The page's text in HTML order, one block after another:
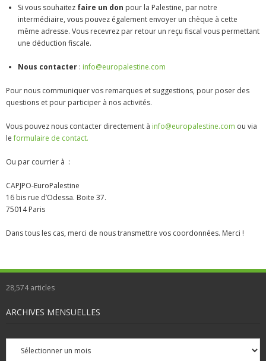
Si vous souhaitez faire un don pour la Palestine, par notre
intermédiaire, vous pouvez également envoyer un chèque à cette
même adresse. Vous recevrez par retour un reçu fiscal vous permettant
une déduction fiscale.
Nous contacter : info@europalestine.com
Pour nous communiquer vos remarques et suggestions, pour poser des
questions et pour participer à nos activités.
Vous pouvez nous contacter directement à info@europalestine.com ou via
leformulaire de contact.
Ou par courrier à :
CAPJPO-EuroPalestine
16 bis rue d’Odessa. Boite 37.
75014 Paris
Dans tous les cas, merci de nous transmettre vos coordonnées. Merci !
28,574articles
ARCHIVES MENSUELLES
Archives
mensuelles